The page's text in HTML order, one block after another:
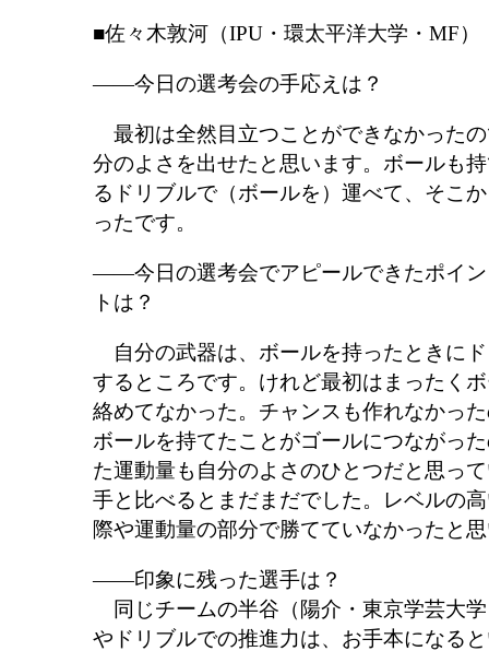
■佐々木敦河（IPU・環太平洋大学・MF）
――今日の選考会の手応えは？
最初は全然目立つことができなかった
分のよさを出せたと思います。ボールも
るドリブルで（ボールを）運べて、そこ
ったです。
――今日の選考会でアピールできたポイ
トは？
自分の武器は、ボールを持ったときに
するところです。けれど最初はまったく
絡めてなかった。チャンスも作れなかっ
ボールを持てたことがゴールにつながっ
た運動量も自分のよさのひとつだと思っ
手と比べるとまだまだでした。レベルの
際や運動量の部分で勝てていなかったと
――印象に残った選手は？
同じチームの半谷（陽介・東京学芸大
やドリブルでの推進力は、お手本になる